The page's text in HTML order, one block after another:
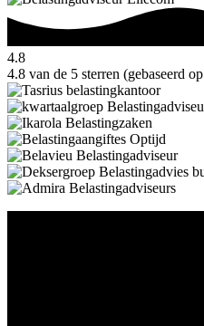
4.8
4.8 van de 5 sterren (gebaseerd op